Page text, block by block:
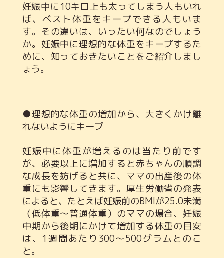
妊娠中に10キロ上も太ってしまう人もいれ
ば、ベスト体重をキープできる人もいま
す。その違いは、いったい何なのでしょう
か。妊娠中に理想的な体重をキープするた
めに、知っておきたいことをご紹介しまし
ょう。
●理想的な体重の増加から、大きくかけ離
れないようにキープ
妊娠中に体重が増えるのは当たり前です
が、必要以上に増加すると赤ちゃんの順調
な成長を妨げると共に、ママの出産後の体
重にも影響してきます。厚生労働省の発表
によると、たとえば妊娠前のBMIが25.0未満
（低体重～普通体重）のママの場合、妊娠
中期から後期にかけて増加する体重の目安
は、1週間あたり300～500グラムとのこ
と。